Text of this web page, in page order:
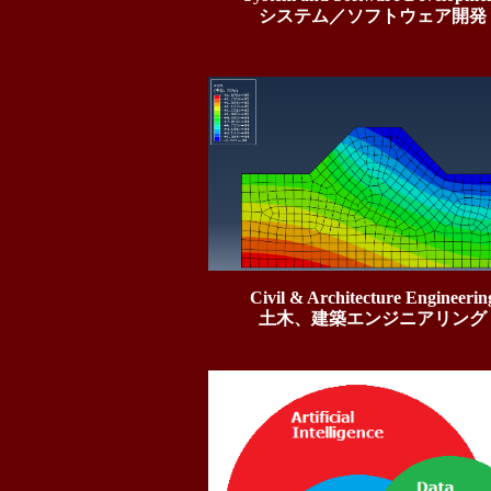
システム／ソフトウェア開発
Civil & Architecture
土木、建築エンジニアリング